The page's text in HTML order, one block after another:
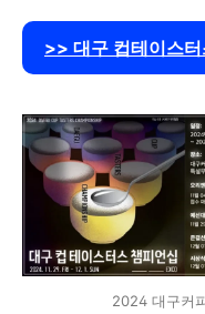
>> 대구 컵테이스
2024 대구커